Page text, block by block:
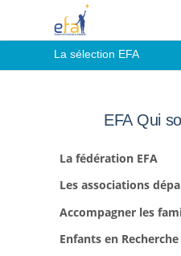
La sélection EFA
EFA Qui
La fédération EFA
Les associations
Accompagner les
Enfants en